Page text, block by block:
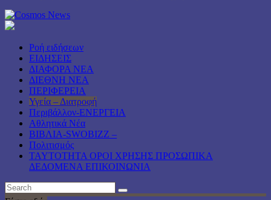
Ροή ειδήσεων
ΕΙΔΗΣΕΙΣ
ΔΙΑΦΟΡΑ ΝΕΑ
ΔΙΕΘΝΗ ΝΕΑ
ΠΕΡΙΦΕΡΕΙΑ
Υγεία – Διατροφή
Περιβάλλον-ΕΝΕΡΓΕΙΑ
Αθλητικά Νέα
ΒΙΒΛΙΑ-SWOBIZZ –
Πολιτισμός
TAYTOTHTA ΟΡΟΙ ΧΡΗΣΗΣ ΠΡΟΣΩΠΙΚΑ
ΔΕΔΟΜΕΝΑ ΕΠΙΚΟΙΝΩΝΙΑ